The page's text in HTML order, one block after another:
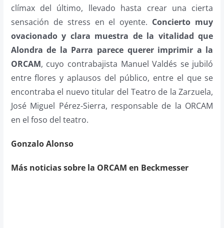
clímax del último, llevado hasta crear una cierta
sensación de stress en el oyente. Concierto muy
ovacionado y clara muestra de la vitalidad que
Alondra de la Parra parece querer imprimir a la
ORCAM, cuyo contrabajista Manuel Valdés se jubiló
entre flores y aplausos del público, entre el que se
encontraba el nuevo titular del Teatro de la Zarzuela,
José Miguel Pérez-Sierra, responsable de la ORCAM
en el foso del teatro.
Gonzalo Alonso
Más noticias sobre la ORCAM en Beckmesser